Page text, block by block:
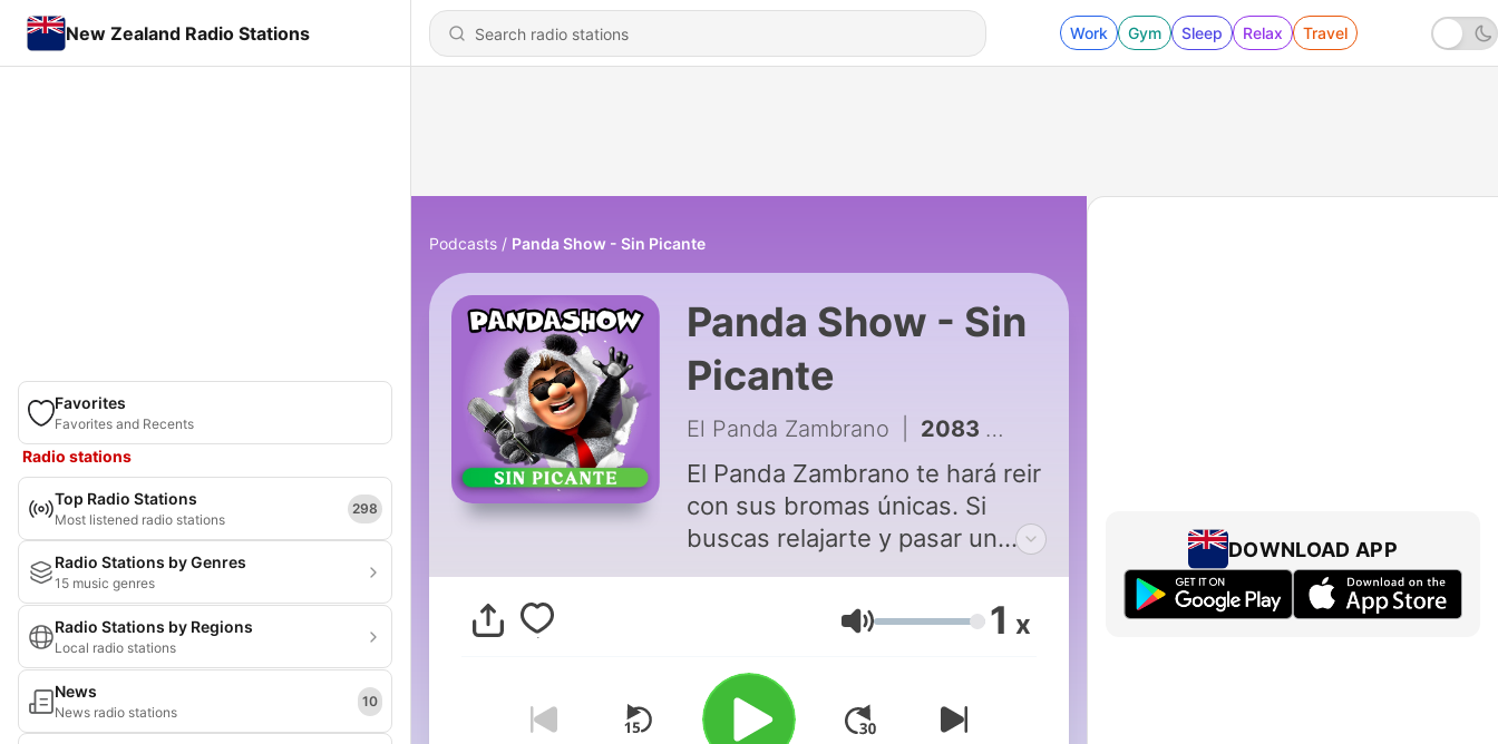
New Zealand Radio Stations Work Gym Sleep Relax Travel
Favorites
Favorites and Recents
Radio stations
Top Radio Stations
Most listened radio stations
298
Radio Stations by Genres
15 music genres
Radio Stations by Regions
Local radio stations
News
News radio stations
10
Podcasts Panda Show - Sin Picante
Panda Show - Sin
Picante
El Panda Zambrano 2083 - Pandashow - Sin Picante - Agosto 04, 2026
El Panda Zambrano te hará reir
con sus bromas únicas. Si
buscas relajarte y pasar un
rato shihubidubi, este show es
Volume 1 x
DOWNLOAD APP